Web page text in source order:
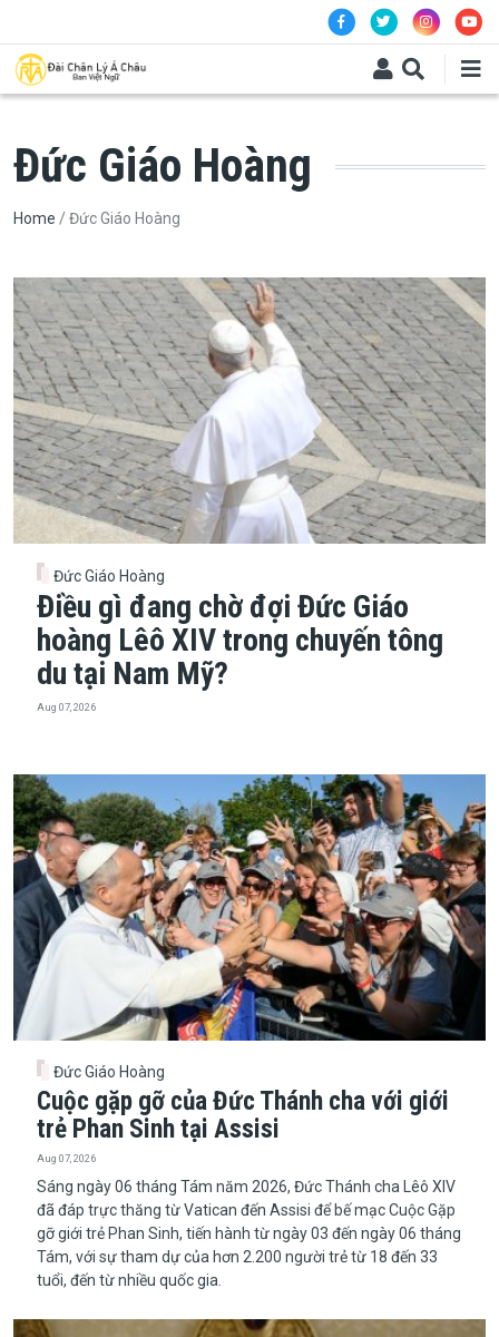
Đức Giáo Hoàng
Breadcrumb
Home Đức Giáo Hoàng
Đức Giáo Hoàng
Điều gì đang chờ đợi Đức Giáo
hoàng Lêô XIV trong chuyến tông
du tại Nam Mỹ?
Aug 07, 2026
Đức Giáo Hoàng
Cuộc gặp gỡ của Đức Thánh cha với giới
trẻ Phan Sinh tại Assisi
Aug 07, 2026
Sáng ngày 06 tháng Tám năm 2026, Đức Thánh cha Lêô XIV
đã đáp trực thăng từ Vatican đến Assisi để bế mạc Cuộc Gặp
gỡ giới trẻ Phan Sinh, tiến hành từ ngày 03 đến ngày 06 tháng
Tám, với sự tham dự của hơn 2.200 người trẻ từ 18 đến 33
tuổi, đến từ nhiều quốc gia.